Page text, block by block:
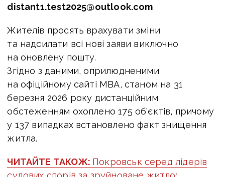
distant1.test2025@outlook.com
Жителів просять врахувати зміни
та надсилати всі нові заяви виключно
на оновлену пошту.
Згідно з даними, оприлюдненими
на офіційному сайті МВА, станом на 31
березня 2026 року дистанційним
обстеженням охоплено 175 об'єктів, причому
у 137 випадках встановлено факт знищення
житла.
ЧИТАЙТЕ ТАКОЖ: Покровськ серед лідерів